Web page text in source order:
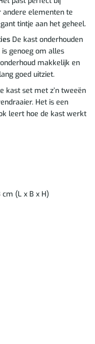
andere elementen te
tintje aan het geheel.
De kast onderhouden
genoeg om alles
makkelijk en
goed uitziet.
kast set met z’n tweeën
Het is een
leert hoe de kast werkt
(L x B x H)